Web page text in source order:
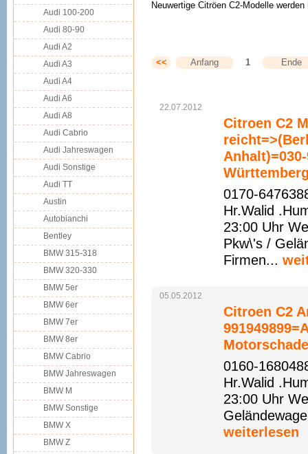
Neuwertige Citröen C2-Modelle
<< Anfang 1 Ende
22.07.2012
Citroen C2
0170-
Hr.Walid
23:00 Uhr
Pkw\'s /
Firmen...
05.05.2012
Citroen C2
0160-
Hr.Walid
23:00 Uhr
weiterlesen
Audi 100-200
Audi 80-90
Audi A2
Audi A3
Audi A4
Audi A6
Audi A8
Audi Cabrio
Audi Jahreswagen
Audi Sonstige
Audi TT
Austin
Autobianchi
Bentley
BMW 315-318
BMW 320-330
BMW 5er
BMW 6er
BMW 7er
BMW 8er
BMW Cabrio
BMW Jahreswagen
BMW M
BMW Sonstige
BMW X
BMW Z